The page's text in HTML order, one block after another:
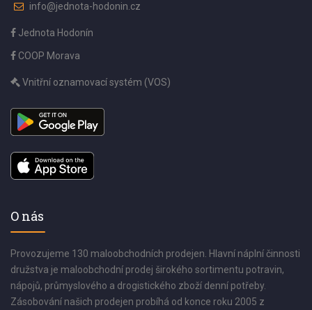
info@jednota-hodonin.cz
Jednota Hodonín
COOP Morava
Vnitřní oznamovací systém (VOS)
O nás
Provozujeme 130 maloobchodních prodejen. Hlavní náplní činnosti
družstva je maloobchodní prodej širokého sortimentu potravin,
nápojů, průmyslového a drogistického zboží denní potřeby.
Zásobování našich prodejen probíhá od konce roku 2005 z